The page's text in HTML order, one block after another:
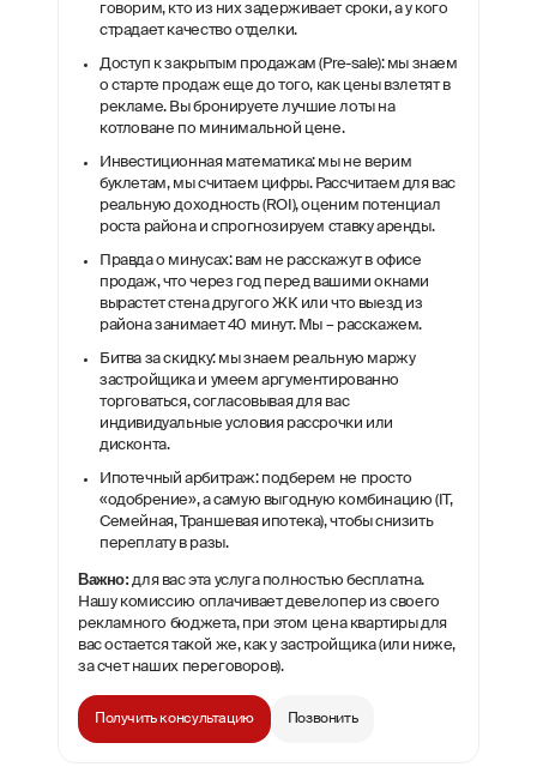
говорим, кто из них задерживает сроки, а у кого
страдает качество отделки.
Доступ к закрытым продажам (Pre-sale): мы знаем
о старте продаж еще до того, как цены взлетят в
рекламе. Вы бронируете лучшие лоты на
котловане по минимальной цене.
Инвестиционная математика: мы не верим
буклетам, мы считаем цифры. Рассчитаем для вас
реальную доходность (ROI), оценим потенциал
роста района и спрогнозируем ставку аренды.
Правда о минусах: вам не расскажут в офисе
продаж, что через год перед вашими окнами
вырастет стена другого ЖК или что выезд из
района занимает 40 минут. Мы – расскажем.
Битва за скидку: мы знаем реальную маржу
застройщика и умеем аргументированно
торговаться, согласовывая для вас
индивидуальные условия рассрочки или
дисконта.
Ипотечный арбитраж: подберем не просто
«одобрение», а самую выгодную комбинацию (IT,
Семейная, Траншевая ипотека), чтобы снизить
переплату в разы.
Важно: для вас эта услуга полностью бесплатна.
Нашу комиссию оплачивает девелопер из своего
рекламного бюджета, при этом цена квартиры для
вас остается такой же, как у застройщика (или ниже,
за счет наших переговоров).
Получить консультацию Позвонить